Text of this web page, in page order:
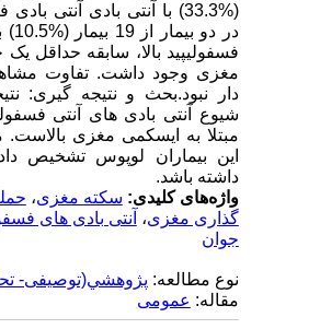
(%33.3) با آنتی بادی آنتی بادی
در دو
فسفولیپید بالا، سابقه حداقل یک
مغزی وجود داشت. تفاوت
دار نبود.بحث و نتیجه گیری:
شیوع آنتی بادی های آنتی
مبتلا به ایسکمی مغزی بالاست.
این بیماران لوپوس تشخیص
داشته باشد.
واژه‌های کلیدی:سکته مغزی،
گذاری مغزی،آنتی بادی های
جوان
نوع مطالعه:پژوهشي(توصیفی-
مقاله:عمومى